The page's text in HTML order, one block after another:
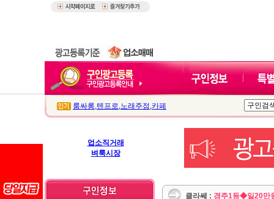
룸싸롱,텐프로,노래주점 ,카페
업소직거래
벼룩시장
클라쎄 : 경주1등◆일20만